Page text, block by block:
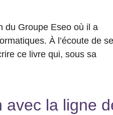
du Groupe Eseo où il a
À l’écoute de
ce livre qui, sous sa
avec la ligne